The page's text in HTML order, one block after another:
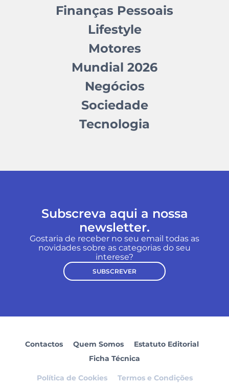
Finanças Pessoais
Lifestyle
Motores
Mundial 2026
Negócios
Sociedade
Tecnologia
Subscreva aqui a nossa
newsletter.
Gostaria de receber no seu email todas as
novidades sobre as categorias do seu
interese?
SUBSCREVER
Contactos Quem Somos
Estatuto Editorial
Ficha Técnica
Política de Cookies Termos e Condições